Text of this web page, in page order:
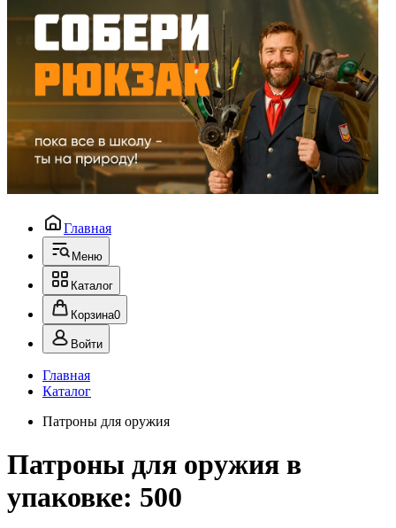
Главная
Меню
Каталог
Корзина0
Войти
Главная
Каталог
Патроны для оружия
Патроны для оружия в
упаковке: 500